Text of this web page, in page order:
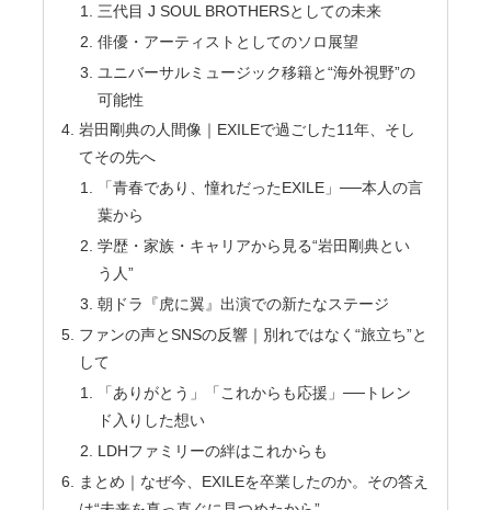
三代目 J SOUL BROTHERSとしての未来
俳優・アーティストとしてのソロ展望
ユニバーサルミュージック移籍と“海外視野”の
可能性
岩田剛典の人間像｜EXILEで過ごした11年、そし
てその先へ
「青春であり、憧れだったEXILE」──本人の言
葉から
学歴・家族・キャリアから見る“岩田剛典とい
う人”
朝ドラ『虎に翼』出演での新たなステージ
ファンの声とSNSの反響｜別れではなく“旅立ち”と
して
「ありがとう」「これからも応援」──トレン
ド入りした想い
LDHファミリーの絆はこれからも
まとめ｜なぜ今、EXILEを卒業したのか。その答え